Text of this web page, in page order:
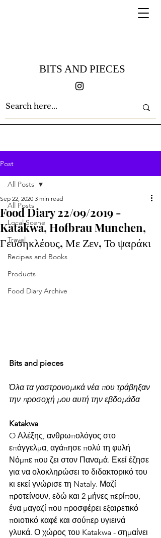
BITS AND PIECES
Post
All Posts
Local Scene
Travel
Recipes and Books
Products
Food Diary Archive
All Posts
Food Diary 22/09/2019 -
Katakwa, Hofbrau Munchen,
Γευσηκλέους, Με Ζεν, Το ψαράκι
Sep 22, 2020 3 min read
Bits and pieces
Όλα τα γαστρονομικά νέα που τράβηξαν
την προσοχή μου αυτή την εβδομάδα
Katakwa
O Αλέξης, ανθρωπολόγος στο
επάγγελμα, αγάπησε πολύ τη φυλή
Νόμπε που ζει στον Παναμά. Εκεί έζησε
για να ολοκληρώσει το διδακτορικό του
κι εκεί γνώρισε τη Nataly. Μαζί
προτείνουν, εδώ και 2 μήνες περίπου,
ένα μαγαζί που προσφέρει εξαιρετικό
ποιοτικό καφέ και σούπερ υγιεινά
γλυκά. Ο χώρος του Katakwa - σημαίνει